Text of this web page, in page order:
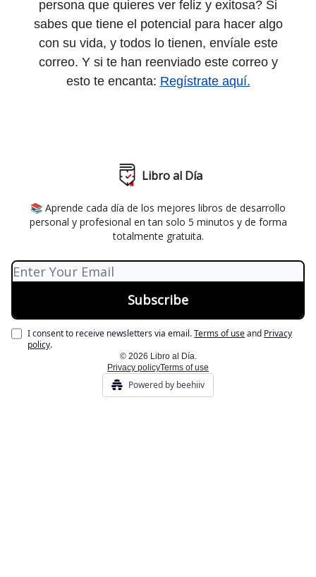
persona que quieres ver feliz y exitosa? Si
sabes que tiene el potencial para hacer algo
con su vida, y todos lo tienen, envíale este
correo. Y si te han reenviado este correo y
esto te encanta: Regístrate aquí.
Libro al Día
📚 Aprende cada día de los mejores libros de desarrollo
personal y profesional en tan solo 5 minutos y de forma
totalmente gratuita.
I consent to receive newsletters via email.Terms of useand Privacy
policy.
© 2026 Libro al Día.
Privacy policyTerms of use
Powered by beehiiv